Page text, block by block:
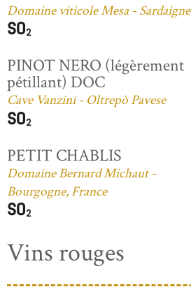
Domaine viticole Mesa - Sardaigne
PINOT NERO (légèrement
pétillant) DOC
Cave Vanzini - Oltrepò Pavese
PETIT CHABLIS
Domaine Bernard Michaut -
Bourgogne, France
Vins rouges